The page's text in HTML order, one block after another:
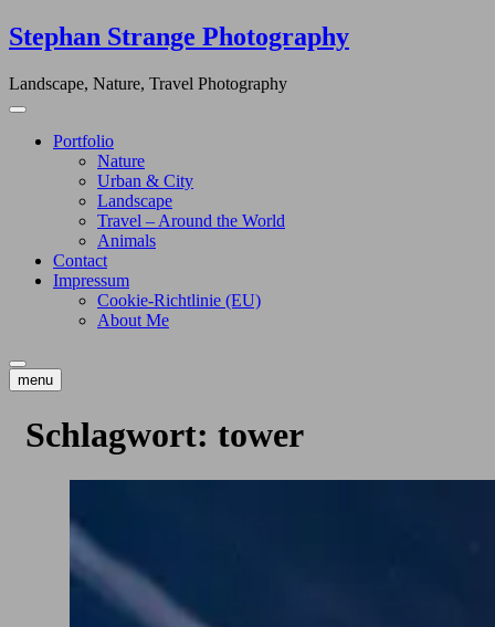
Skip
to
Stephan Strange Photography
Landscape, Nature, Travel Photography
Portfolio
Nature
Urban & City
Landscape
Travel – Around the World
Animals
Contact
Impressum
Cookie-Richtlinie (EU)
About Me
menu
Schlagwort: tower